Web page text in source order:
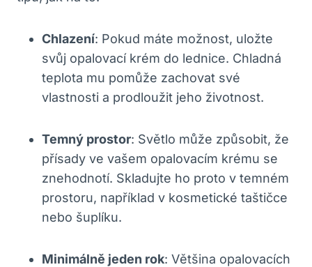
Chlazení: Pokud máte možnost, uložte
svůj opalovací krém do lednice. Chladná
teplota mu pomůže zachovat své
vlastnosti a prodloužit jeho životnost.
Temný prostor: Světlo může způsobit, že
přísady ve vašem opalovacím krému se
znehodnotí. Skladujte ho proto v temném
prostoru, například v kosmetické taštičce
nebo šuplíku.
Minimálně jeden rok: Většina opalovacích